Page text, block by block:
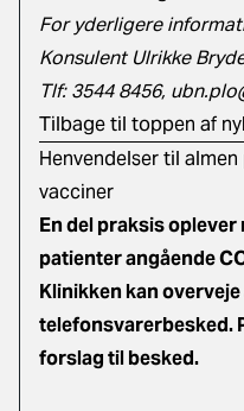
For yderligere
Konsulent Ulrikke
Tlf: 3544 8456,
Tilbage til toppen af
Henvendelser til
vacciner
En del praksis
patienter angående
Klinikken kan
telefonsvarerbesked.
forslag til besked.